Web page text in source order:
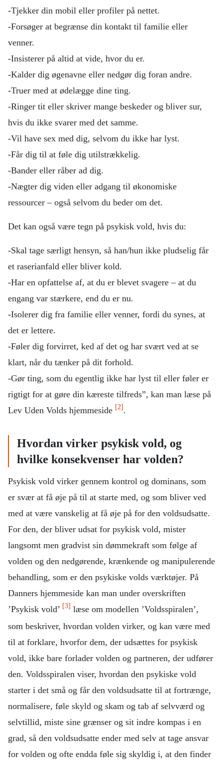
-Tjekker din mobil eller profiler på nettet.
-Forsøger at begrænse din kontakt til familie eller
venner.
-Insisterer på altid at vide, hvor du er.
-Kalder dig øgenavne eller nedgør dig foran andre.
-Truer med at ødelægge dine ting.
-Ringer tit eller skriver mange beskeder og bliver sur,
hvis du ikke svarer med det samme.
-Vil have sex med dig, selvom du ikke har lyst.
-Får dig til at føle dig utilstrækkelig.
-Bander eller råber ad dig.
-Nægter dig viden eller adgang til økonomiske
ressourcer – også selvom du beder om det.
Det kan også være tegn på psykisk vold, hvis du:
-Skal tage særligt hensyn, så han/hun ikke pludselig får
et raserianfald eller bliver kold.
-Har en opfattelse af, at du er blevet svagere – at du
engang var stærkere, end du er nu.
-Isolerer dig fra familie eller venner, fordi du synes, at
det er lettere.
-Føler dig forvirret, ked af det og har svært ved at se
klart, når du tænker på dit forhold.
-Gør ting, som du egentlig ikke har lyst til eller føler er
rigtigt for at gøre din kæreste tilfreds”, kan man læse på
Lev Uden Volds hjemmeside [2] .
Hvordan virker psykisk vold, og
hvilke konsekvenser har volden?
Psykisk vold virker gennem kontrol og dominans, som
er svær at få øje på til at starte med, og som bliver ved
med at være vanskelig at få øje på for den voldsudsatte.
For den, der bliver udsat for psykisk vold, mister
langsomt men gradvist sin dømmekraft som følge af
volden og den nedgørende, krænkende og manipulerende
behandling, som er den psykiske volds værktøjer. På
Danners hjemmeside kan man under overskriften
’Psykisk vold’ [3] læse om modellen ’Voldsspiralen’,
som beskriver, hvordan volden virker, og kan være med
til at forklare, hvorfor dem, der udsættes for psykisk
vold, ikke bare forlader volden og partneren, der udfører
den. Voldsspiralen viser, hvordan den psykiske vold
starter i det små og får den voldsudsatte til at fortrænge,
normalisere, føle skyld og skam og tab af selvværd og
selvtillid, miste sine grænser og sit indre kompas i en
grad, så den voldsudsatte ender med selv at tage ansvar
for volden og ofte endda føle sig skyldig i, at den finder